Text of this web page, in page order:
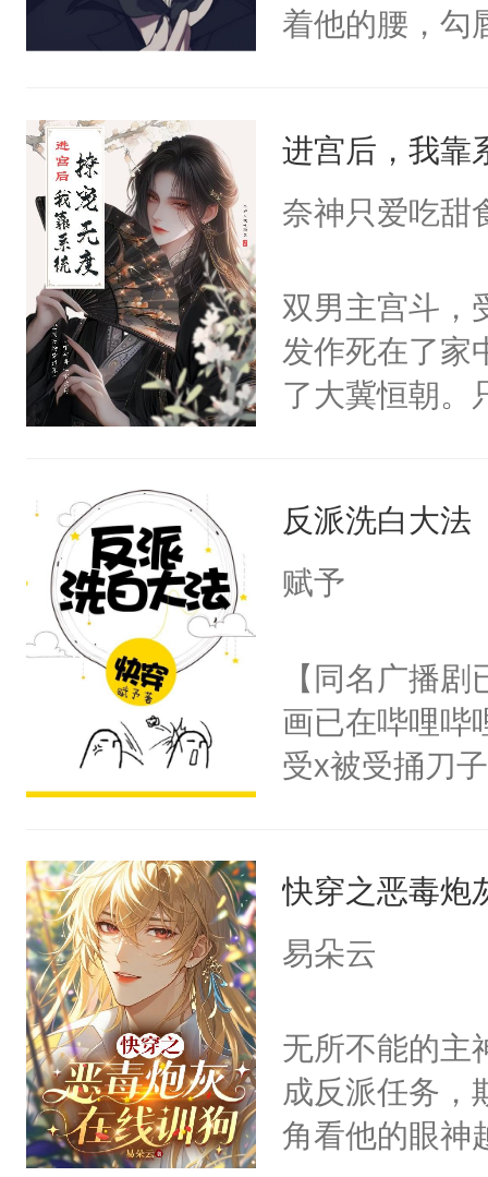
着他的腰，勾
来，给老公亲
用力——为你
进宫后，我靠
奈神只爱吃甜
双男主宫斗，
发作死在了家
了大冀恒朝。
惜被人暗害，
绝。主神知晓
朝，一个从
为三种性别。
构与男子相同
了一颗红色的
人，最终坐上
反派洗白大法
赋予
【同名广播
画已在哔哩哔
受x被受捅刀
病，一个个的
上了还是无动
间变脸背叛他
的恶事他都对
一个权力滔天
右男主又报复
快穿之恶毒炮
易朵云
无所不能的主
成反派任务，
角看他的眼